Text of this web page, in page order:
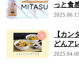
っと食
2025.06.13
【カン
どんア
2025.04.08